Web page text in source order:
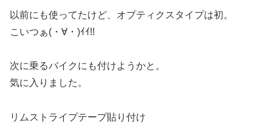
以前にも使ってたけど、オプティクスタイプは初。
こいつぁ(・∀・)ｲｲ!!
次に乗るバイクにも付けようかと。
気に入りました。
リムストライプテープ貼り付け